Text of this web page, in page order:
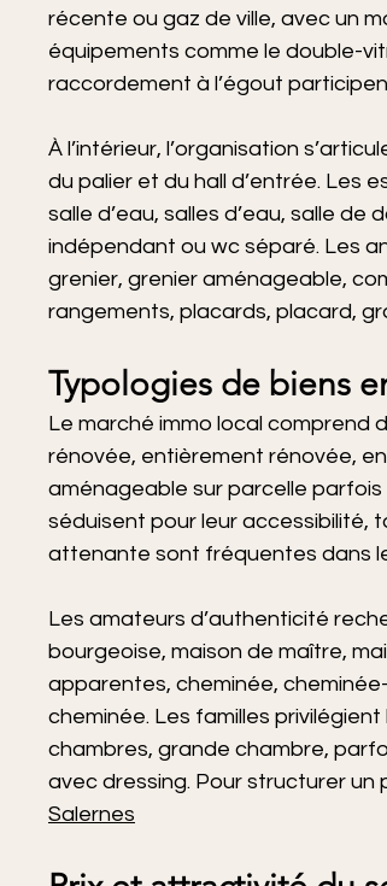
récente ou gaz de ville, avec un
équipements comme le double-
raccordement à l’égout
À l’intérieur, l’organisation
du palier et du hall d’entrée. Les
salle d’eau, salles d’eau, salle
indépendant ou wc séparé. Les
grenier, grenier aménageable,
rangements, placards, placard,
Typologies de biens
Le marché immo local comprend
rénovée, entièrement rénovée,
aménageable sur parcelle
séduisent pour leur accessibilité,
attenante sont fréquentes dans
Les amateurs d’authenticité
bourgeoise, maison de maître,
apparentes, cheminée,
cheminée. Les familles
chambres, grande chambre,
avec dressing. Pour structurer un
Salernes